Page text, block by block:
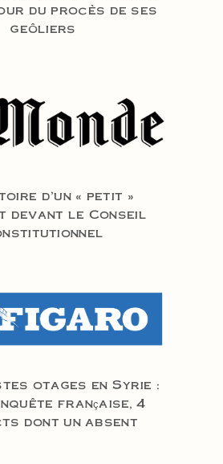
du procès de ses
geôliers
d’un « petit »
devant le Conseil
otages en Syrie :
française, 4
dont un absent